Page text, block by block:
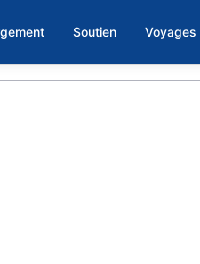
Soutien Voyages